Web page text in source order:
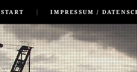
START
IMPRESSUM /